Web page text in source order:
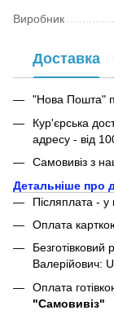
Виробник
Доставка
"Нова Пошта"
Кур'єрська
адресу - від
Самовивіз з
Детальніше про
Післяплата - у
Оплата
Валерійович:
Оплата
"Самовивіз"